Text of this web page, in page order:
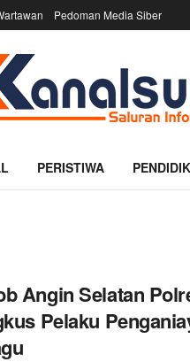
Pedoman Media Siber
PERISTIWA
Angin Selatan
Pelaku